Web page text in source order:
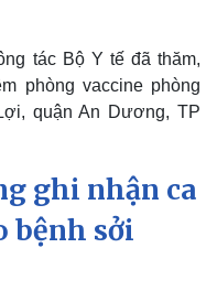
tác Bộ Y tế đã thăm,
phòng vaccine phòng
quận An Dương, TP
ghi nhận ca
bệnh sởi